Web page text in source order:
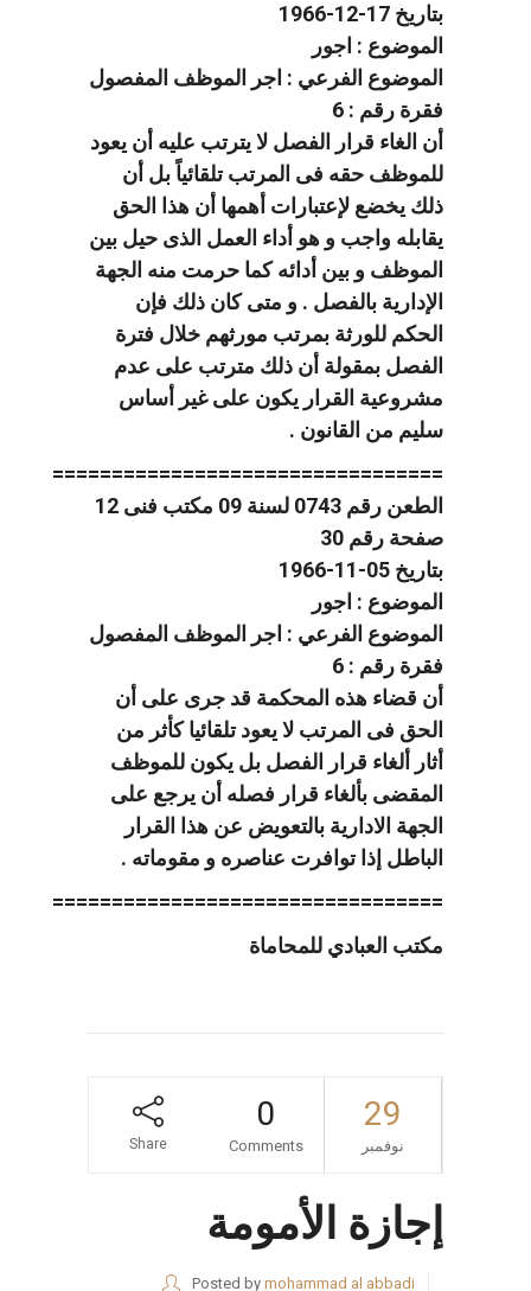
بتاريخ 17-12-1966
الموضوع : اجور
الموضوع الفرعي : اجر الموظف المفصول
فقرة رقم : 6
أن الغاء قرار الفصل لا يترتب عليه أن يعود
للموظف حقه فى المرتب تلقائياً بل أن
ذلك يخضع لإعتبارات أهمها أن هذا الحق
يقابله واجب و هو أداء العمل الذى حيل بين
الموظف و بين أدائه كما حرمت منه الجهة
الإدارية بالفصل . و متى كان ذلك فإن
الحكم للورثة بمرتب مورثهم خلال فترة
الفصل بمقولة أن ذلك مترتب على عدم
مشروعية القرار يكون على غير أساس
سليم من القانون .
=================================
الطعن رقم 0743 لسنة 09 مكتب فنى 12
صفحة رقم 30
بتاريخ 05-11-1966
الموضوع : اجور
الموضوع الفرعي : اجر الموظف المفصول
فقرة رقم : 6
أن قضاء هذه المحكمة قد جرى على أن
الحق فى المرتب لا يعود تلقائيا كأثر من
أثار ألغاء قرار الفصل بل يكون للموظف
المقضى بألغاء قرار فصله أن يرجع على
الجهة الادارية بالتعويض عن هذا القرار
الباطل إذا توافرت عناصره و مقوماته .
=================================
مكتب العبادي للمحاماة
29
نوفمبر
0
Comments
Share
إجازة الأمومة
Posted by mohammad al abbadi